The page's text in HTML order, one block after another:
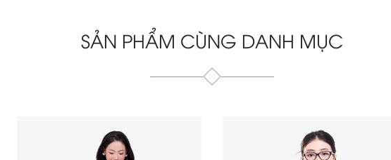
SẢN PHẨM CÙNG DANH MỤC